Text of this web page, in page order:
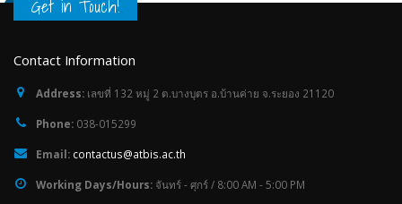
Get in Touch!
Contact Information
Address: เลขที่ 132 หมู่ 2 ต.บางบุตร อ.บ้านค่าย จ.ระยอง 21120
Phone: 038-015299
Email: contactus@atbis.ac.th
Working Days/Hours: จันทร์ - ศุกร์ / 8:00 AM - 5:00 PM